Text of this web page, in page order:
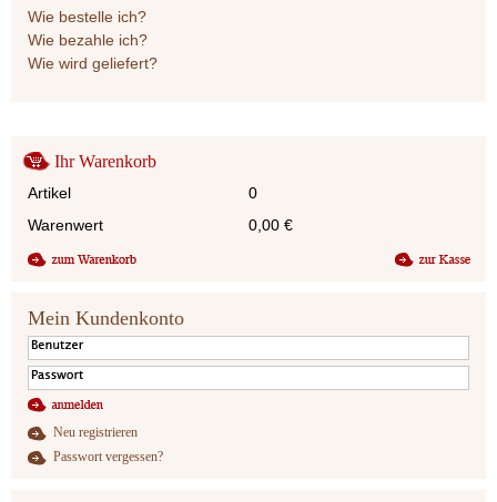
Wie bestelle ich?
Wie bezahle ich?
Wie wird geliefert?
Ihr Warenkorb
Artikel
0
Warenwert
0,00 €
Mein Kundenkonto
Neu registrieren
Passwort vergessen?